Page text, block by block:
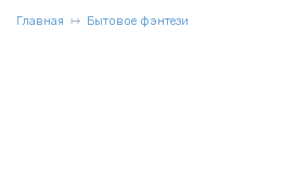
Главная Бытовое фэнтези